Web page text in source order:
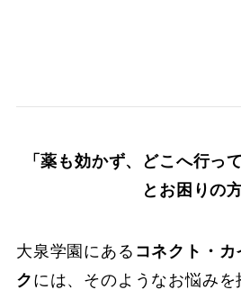
「薬も効かず、どこへ行っ
とお困りの
大泉学園にある コネクト・
ク には、そのようなお悩み